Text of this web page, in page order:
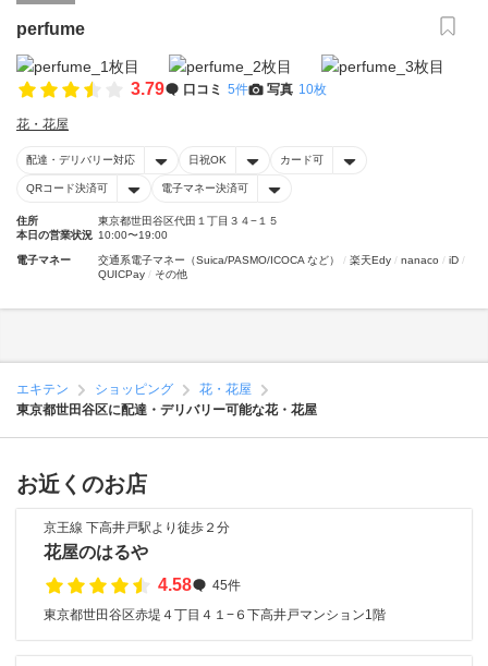
perfume
3.79 口コミ 5件 写真 10枚
花・花屋
配達・デリバリー対応 日祝OK カード可
QRコード決済可 電子マネー決済可
住所
東京都世田谷区代田１丁目３４−１５
本日の営業状況 10:00〜19:00
電子マネー 交通系電子マネー（Suica/PASMO/ICOCA など） 楽天Edy nanaco
iD
QUICPay
その他
エキテン ショッピング
花・花屋
東京都世田谷区に配達・デリバリー可能な花・花屋
お近くのお店
京王線 下高井戸駅より徒歩２分
花屋のはるや
4.58
45件
東京都世田谷区赤堤４丁目４１−６下高井戸マンション1階